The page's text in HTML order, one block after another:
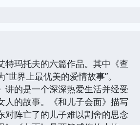
特玛托夫的六篇作品。其中《查
世界上最优美的爱情故事”。
讲的是一个深深热爱生活并经受
人的故事。《和儿子会面》描写
对阵亡了的儿子难以割舍的思念